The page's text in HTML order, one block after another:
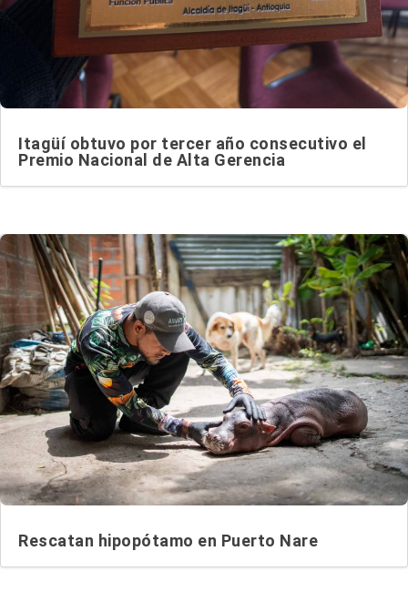
Itagüí obtuvo por tercer año consecutivo el
Premio Nacional de Alta Gerencia
Rescatan hipopótamo en Puerto Nare